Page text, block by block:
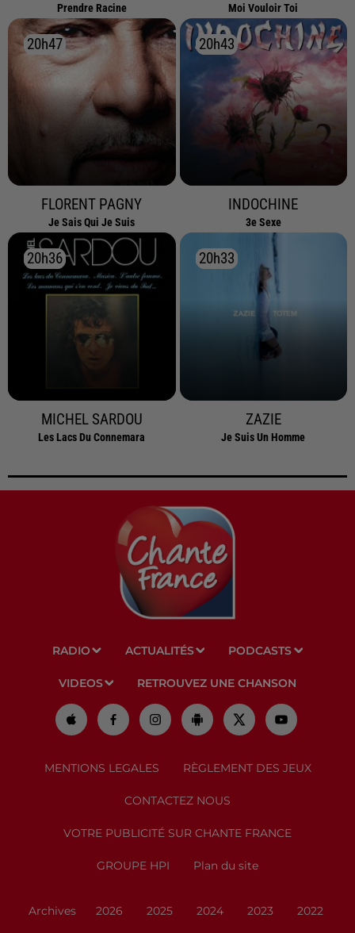
Prendre Racine Moi Vouloir Toi
20h47
20h47
FLORENT PAGNY
Je Sais Qui Je Suis
20h43
20h43
INDOCHINE
3e Sexe
20h36
20h36
MICHEL SARDOU
Les Lacs Du Connemara
20h33
20h33
ZAZIE
Je Suis Un Homme
RADIO ACTUALITÉS PODCASTS
VIDEOS RETROUVEZ UNE CHANSON
MENTIONS LEGALES RÈGLEMENT DES JEUX
CONTACTEZ NOUS
VOTRE PUBLICITÉ SUR CHANTE FRANCE
GROUPE HPI Plan du site
Archives 2026 2025 2024 2023 2022